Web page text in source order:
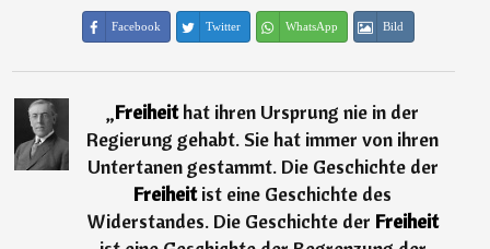
Facebook Twitter WhatsApp Bild
„Freiheithat ihren Ursprung nie in der
Regierung gehabt. Sie hat immer von ihren
Untertanen gestammt. Die Geschichte der
Freiheitist eine Geschichte des
Widerstandes. Die Geschichte der Freiheit